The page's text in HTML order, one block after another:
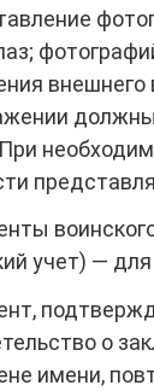
внешнего
учет) —
о
имени,